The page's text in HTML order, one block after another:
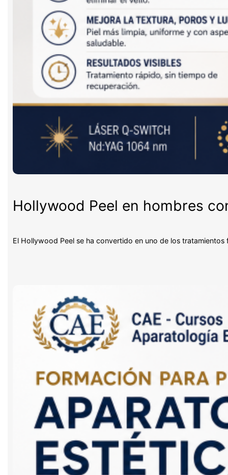
Hollywood Peel en hombres
El Hollywood Peel se ha convertido en uno de los tratamientos